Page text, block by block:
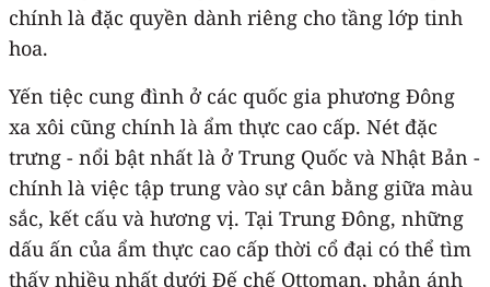
chính là đặc quyền dành riêng cho tầng lớp tinh
hoa.
Yến tiệc cung đình ở các quốc gia phương Đông
xa xôi cũng chính là ẩm thực cao cấp. Nét đặc
trưng - nổi bật nhất là ở Trung Quốc và Nhật Bản -
chính là việc tập trung vào sự cân bằng giữa màu
sắc, kết cấu và hương vị. Tại Trung Đông, những
dấu ấn của ẩm thực cao cấp thời cổ đại có thể tìm
thấy nhiều nhất dưới Đế chế Ottoman, phản ánh